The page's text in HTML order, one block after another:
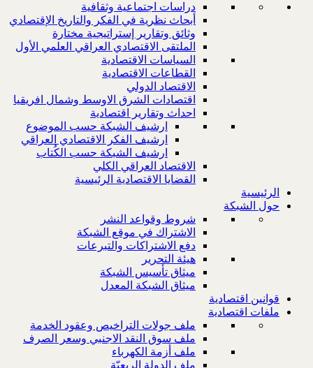
دراسات اجتماعية وثقافية
أبحاث نظرية في الفكر والتاريخ الإقتصادي
وثائق وتقارير إستراتيجية مختارة
الملتقى الاقتصادي العراقي العلمي الأول
السياسات الاقتصادية
القطاعات الاقتصادية
الاقتصاد الدولي
اقتصادات الشرق الاوسط وشمال افريقيا
احداث وتقارير اقتصادية
ارشيف الشبكة حسب الموضوع
ارشيف الفكر الاقتصادي العراقي
ارشيف الشبكة حسب الكُتاب
الاقتصاد العراقي الكلي
القضايا الاقتصادية الرئيسية
الرئيسية
حول الشبكة
شروط وقواعد النشر
الاشتراك في موقع الشبكة
دفع الاشتراكات والتبرعات
هيئة التحرير
ميثاق تأسيس الشبكة
ميثاق الشبكة المعدل
قوانين اقتصادية
ملفات اقتصادية
ملف جولات التراخيص وعقود الخدمة
ملف سوق النقد الاجنبي وسعر الصرف
ملف أزمة الكهرباء
ملف الدولة الريعيّة